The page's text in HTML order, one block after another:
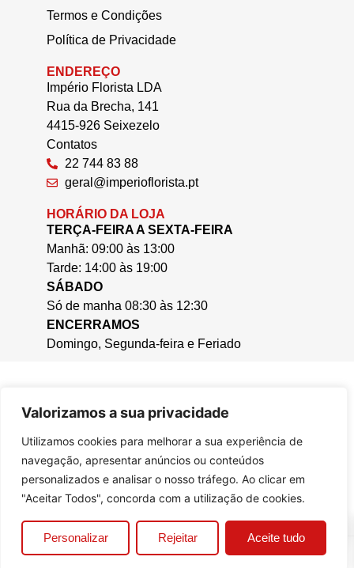
Valorizamos a sua privacidade
Utilizamos cookies para melhorar a sua experiência de
navegação, apresentar anúncios ou conteúdos
personalizados e analisar o nosso tráfego. Ao clicar em
"Aceitar Todos", concorda com a utilização de cookies.
Personalizar Rejeitar Aceite tudo
Termos e Condições
Política de Privacidade
ENDEREÇO
Império Florista LDA
Rua da Brecha, 141
4415-926 Seixezelo
Contatos
22 744 83 88
geral@imperioflorista.pt
HORÁRIO DA LOJA
TERÇA-FEIRA A SEXTA-FEIRA
Manhã: 09:00 às 13:00
Tarde: 14:00 às 19:00
SÁBADO
Só de manha 08:30 às 12:30
ENCERRAMOS
Domingo, Segunda-feira e Feriado
© 2025, Casa da Cera.